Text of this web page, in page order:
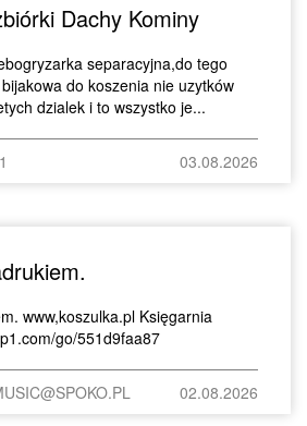
Dachy Kominy
separacyjna,do tego
do koszenia nie uzytków
dzialek i to wszystko je...
03.08.2026
www,koszulka.pl Księgarnia
go/551d9faa87
02.08.2026